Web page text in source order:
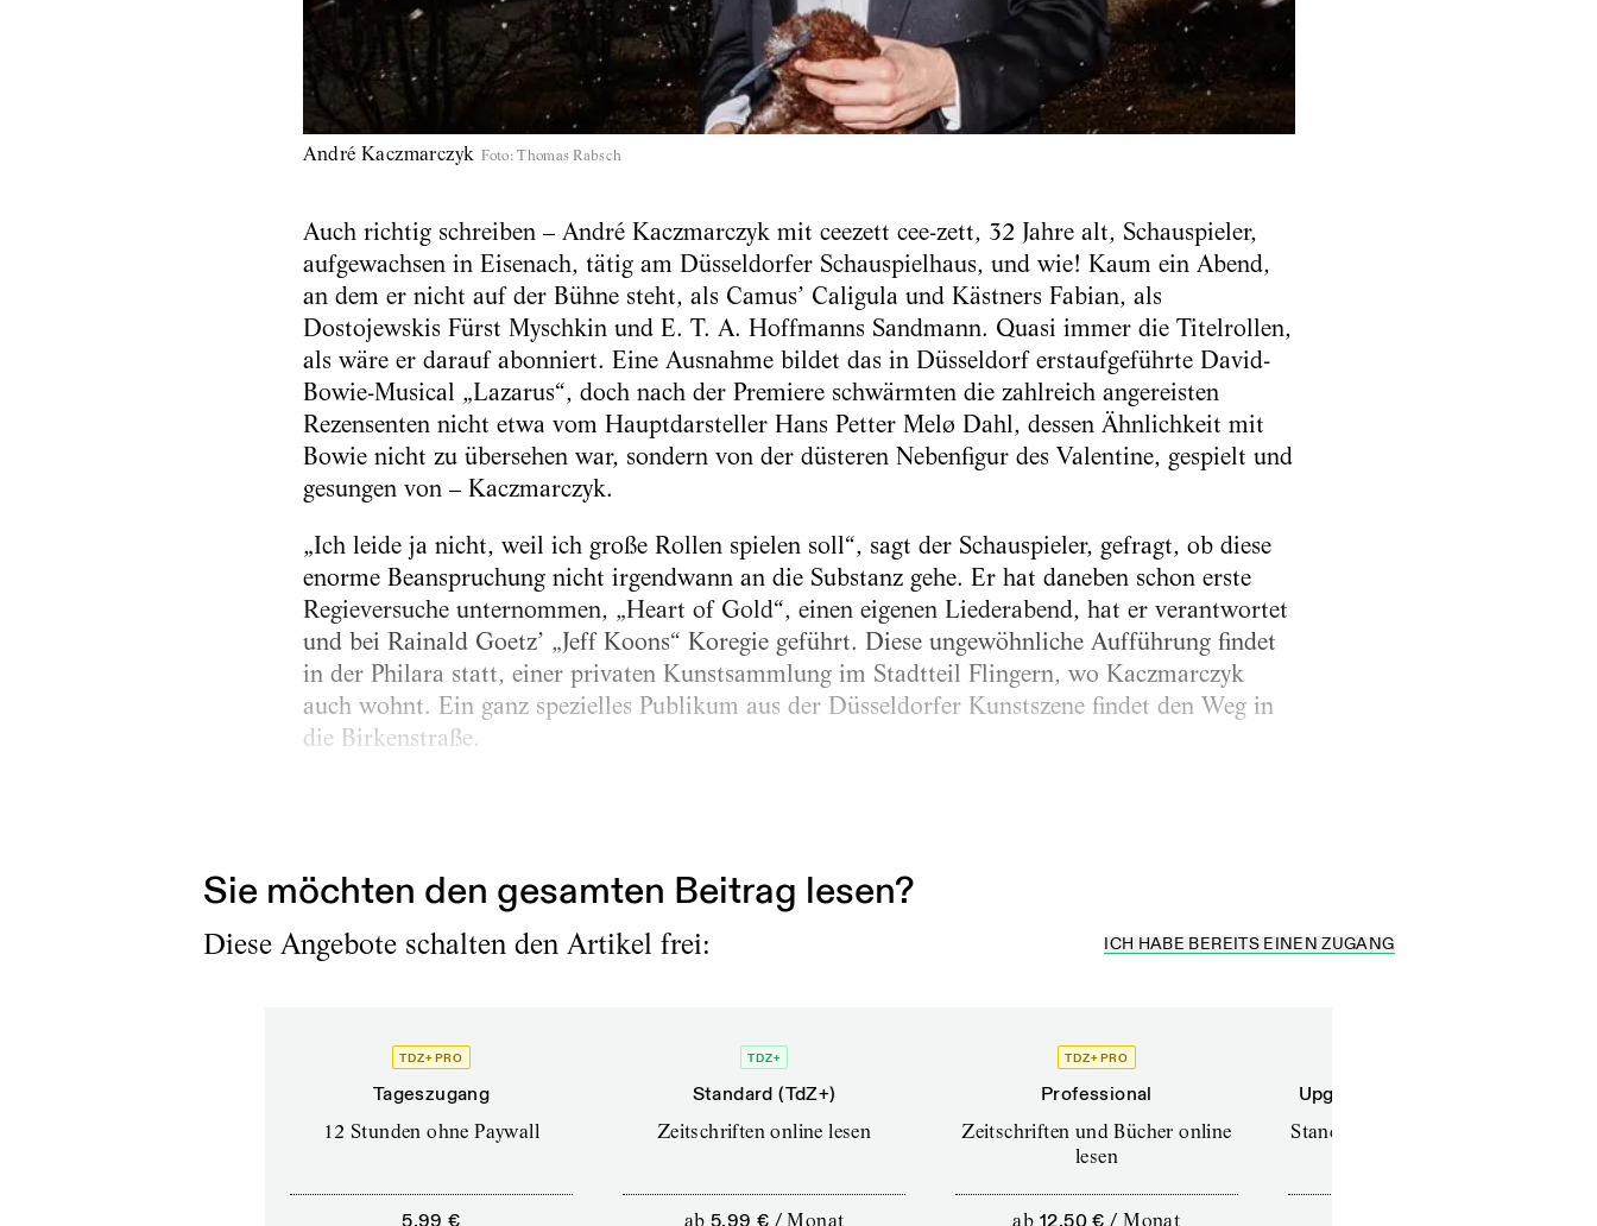
André Kaczmarczyk Foto: Thomas Rabsch
Auch richtig schreiben – André Kaczmarczyk mit ceezett cee-zett, 32 Jahre alt, Schauspieler,
aufgewachsen in Eisenach, tätig am Düsseldorfer Schauspielhaus, und wie! Kaum ein Abend,
an dem er nicht auf der Bühne steht, als Camus’ Caligula und Kästners Fabian, als
Dostojewskis Fürst Myschkin und E. T. A. Hoffmanns Sandmann. Quasi immer die Titelrollen,
als wäre er darauf abonniert. Eine Ausnahme bildet das in Düsseldorf erstaufgeführte David-
Bowie-Musical „Lazarus“, doch nach der Premiere schwärmten die zahlreich angereisten
Rezensenten nicht etwa vom Hauptdarsteller Hans Petter Melø Dahl, dessen Ähnlichkeit mit
Bowie nicht zu übersehen war, sondern von der düsteren Nebenfigur des Valentine, gespielt und
gesungen von – Kaczmarczyk.
„Ich leide ja nicht, weil ich große Rollen spielen soll“, sagt der Schauspieler, gefragt, ob diese
enorme Beanspruchung nicht irgendwann an die Substanz gehe. Er hat daneben schon erste
Regieversuche unternommen, „Heart of Gold“, einen eigenen Liederabend, hat er verantwortet
und bei Rainald Goetz’ „Jeff Koons“ Koregie geführt. Diese ungewöhnliche Aufführung findet
in der Philara statt, einer privaten Kunstsammlung im Stadtteil Flingern, wo Kaczmarczyk
auch wohnt. Ein ganz spezielles Publikum aus der Düsseldorfer Kunstszene findet den Weg in
die Birkenstraße.
Sie möchten den gesamten Beitrag lesen?
Diese Angebote schalten den Artikel frei: ICH HABE BEREITS EINEN ZUGANG
TDZ+ PRO
Tageszugang
12 Stunden ohne Paywall
5,99 €
TDZ+
Standard (TdZ+)
Zeitschriften online lesen
ab 5,99 € /Monat
TDZ+ PRO
Professional
Zeitschriften und Bücher online
lesen
ab 12,50 € /Monat
Upgrade für Printabonnenten
Standard (TdZ+) – Zeitschriften